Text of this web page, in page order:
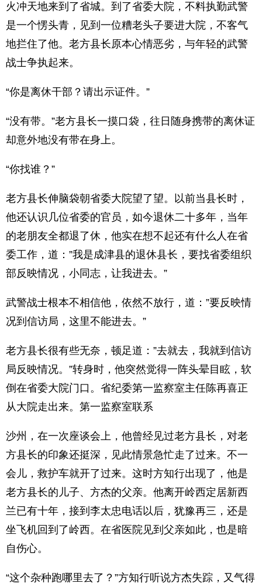
火冲天地来到了省城。到了省委大院，不料执勤武警
是一个愣头青，见到一位糟老头子要进大院，不客气
地拦住了他。老方县长原本心情恶劣，与年轻的武警
战士争执起来。
“你是离休干部？请出示证件。”
“没有带。”老方县长一摸口袋，往日随身携带的离休证
却意外地没有带在身上。
“你找谁？”
老方县长伸脑袋朝省委大院望了望。以前当县长时，
他还认识几位省委的官员，如今退休二十多年，当年
的老朋友全都退了休，他实在想不起还有什么人在省
委工作，道：”我是成津县的退休县长，要找省委组织
部反映情况，小同志，让我进去。”
武警战士根本不相信他，依然不放行，道：”要反映情
况到信访局，这里不能进去。”
老方县长很有些无奈，顿足道：”去就去，我就到信访
局反映情况。”转身时，他突然觉得一阵头晕目眩，软
倒在省委大院门口。省纪委第一监察室主任陈再喜正
从大院走出来。第一监察室联系
沙州，在一次座谈会上，他曾经见过老方县长，对老
方县长的印象还挺深，见此情景急忙走了过来。不一
会儿，救护车就开了过来。这时方知行出现了，他是
老方县长的儿子、方杰的父亲。他离开岭西定居新西
兰已有十年，接到李太忠电话以后，犹豫再三，还是
坐飞机回到了岭西。在省医院见到父亲如此，也是暗
自伤心。
“这个杂种跑哪里去了？”方知行听说方杰失踪，又气得